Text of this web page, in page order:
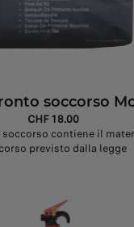
soccorso
CHF 18.00
contiene il
previsto dalla legge